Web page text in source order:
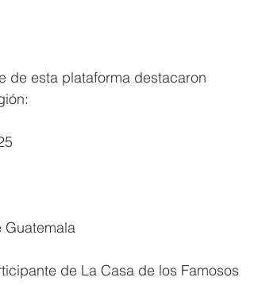
de esta plataforma destacaron
Guatemala
de La Casa de los Famosos